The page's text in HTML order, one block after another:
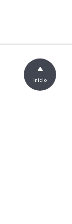
início